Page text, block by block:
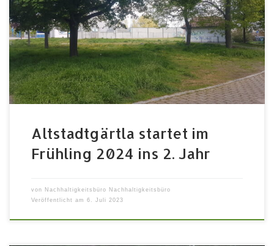
wenig genutzten Grünfläche zwischen den Straßen am
Schießplatz, Angerstraße und Kapellenstraße werden
Begegnungen, Naturerfahrungen und Nachbarschaft
erlebbar. Auch die Artenvielfalt in der Stadt soll dort
unterstützt werden. Der Startschuss für die neue
Saisaon fällt im Ende […]
Altstadtgärtla startet im
Frühling 2024 ins 2. Jahr
von Nachhaltigkeitsbüro Nachhaltigkeitsbüro
Veröffentlicht am 6. Juli 2023